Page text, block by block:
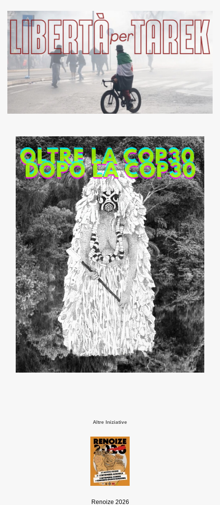
Altre Iniziative
Renoize 2026